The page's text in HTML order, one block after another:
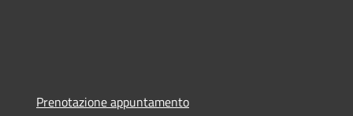
Prenotazione appuntamento